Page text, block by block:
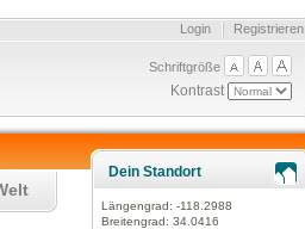
Registrieren
Login
Schriftgröße
Kontrast
Dein Standort
Längengrad: -118.2988
Breitengrad: 34.0416